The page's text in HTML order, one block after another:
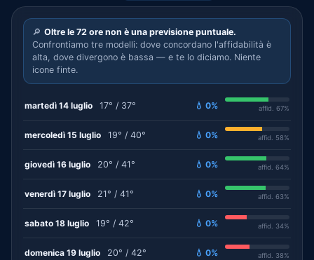
🔎 Oltre le 72 ore non è una previsione puntuale.
Confrontiamo tre modelli: dove concordano l'affidabilità è
alta, dove divergono è bassa — e te lo diciamo. Niente
icone finte.
martedì 14 luglio 17° / 37° 💧 0% affid. 67%
mercoledì 15 luglio 19° / 40° 💧 0% affid. 58%
giovedì 16 luglio 20° / 41° 💧 0% affid. 64%
venerdì 17 luglio 21° / 41° 💧 0% affid. 63%
sabato 18 luglio 19° / 42° 💧 0% affid. 34%
domenica 19 luglio 20° / 42° 💧 0% affid. 38%